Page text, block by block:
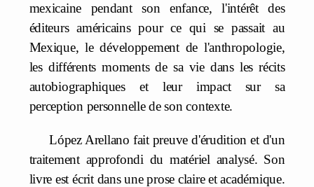
mexicaine pendant son enfance, l'intérêt des
éditeurs américains pour ce qui se passait au
Mexique, le développement de l'anthropologie,
les différents moments de sa vie dans les récits
autobiographiques et leur impact sur sa
perception personnelle de son contexte.
López Arellano fait preuve d'érudition et d'un
traitement approfondi du matériel analysé. Son
livre est écrit dans une prose claire et académique.